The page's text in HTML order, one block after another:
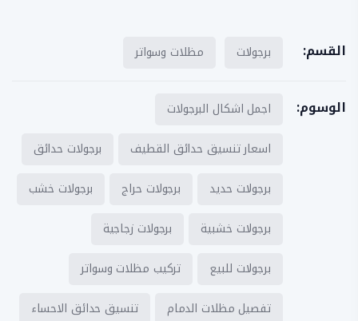
القسم: برجولات مظلات وسواتر
الوسوم:
اجمل اشكال البرجولات
اسعار تنسيق حدائق القطيف
برجولات حدائق
برجولات حديد
برجولات حراج
برجولات خشب
برجولات خشبية
برجولات زجاجية
برجولات للبيع
تركيب مظلات وسواتر
تفصيل مظلات الدمام
تنسيق حدائق الاحساء